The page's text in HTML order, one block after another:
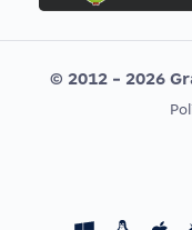
Concurso MPU
Editais publicados
CONCURSOS POR
Concursos Fiscais
© 2012 - 2026